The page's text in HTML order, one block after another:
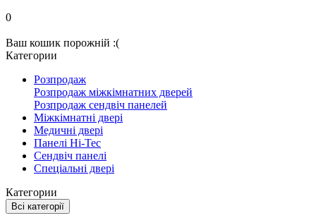
0
Ваш кошик порожній :(
Категории
Розпродаж
Розпродаж міжкімнатних дверей
Розпродаж сендвіч панелей
Міжкімнатні двері
Медичні двері
Панелі Hi-Tec
Сендвіч панелі
Спеціальні двері
Категории
Всі категорії